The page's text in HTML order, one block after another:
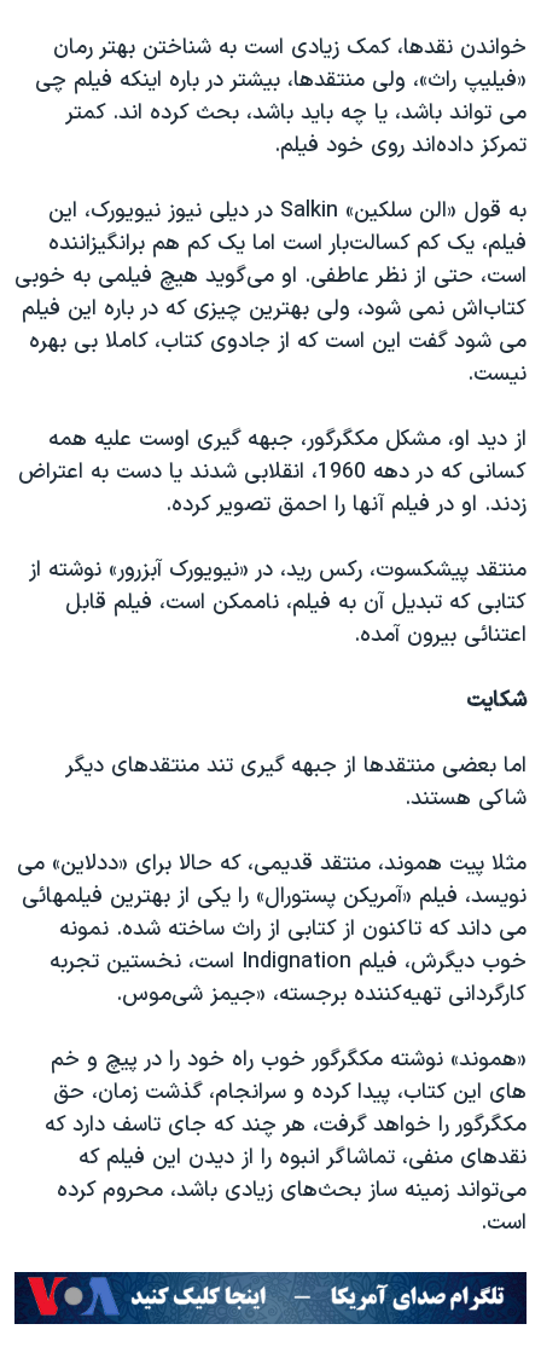
خواندن نقدها، کمک زیادی است به شناختن بهتر رمان
«فیلیپ راث»، ولی منتقدها، بیشتر در باره اینکه فیلم چی
می تواند باشد، یا چه باید باشد، بحث کرده اند. کمتر
تمرکز داده‌اند روی خود فیلم.
به قول «الن سلکین» Salkin در دیلی نیوز نیویورک، این
فیلم، یک کم کسالت‌بار است اما یک کم هم برانگیزاننده
است، حتی از نظر عاطفی. او می‌گوید هیچ فیلمی به خوبی
کتاب‌اش نمی شود، ولی بهترین چیزی که در باره این فیلم
می شود گفت این است که از جادوی کتاب، کاملا بی بهره
نیست.
از دید او، مشکل مکگرگور، جبهه گیری اوست علیه همه
کسانی که در دهه 1960، انقلابی شدند یا دست به اعتراض
زدند. او در فیلم آنها را احمق تصویر کرده.
منتقد پیشکسوت، رکس رید، در «نیویورک آبزرور» نوشته از
کتابی که تبدیل آن به فیلم، ناممکن است، فیلم قابل
اعتنائی بیرون آمده.
شکایت
اما بعضی منتقدها از جبهه گیری تند منتقدهای دیگر
شاکی هستند.
مثلا پیت هموند، منتقد قدیمی، که حالا برای «ددلاین» می
نویسد، فیلم «آمریکن پستورال» را یکی از بهترین فیلمهائی
می داند که تاکنون از کتابی از راث ساخته شده. نمونه
خوب دیگرش، فیلم Indignation است، نخستین تجربه
کارگردانی تهیه‌کننده برجسته، «جیمز شی‌موس.
«هموند» نوشته مکگرگور خوب راه خود را در پیچ و خم
های این کتاب، پیدا کرده و سرانجام، گذشت زمان، حق
مکگرگور را خواهد گرفت، هر چند که جای تاسف دارد که
نقدهای منفی، تماشاگر انبوه را از دیدن این فیلم که
می‌تواند زمینه ساز بحث‌های زیادی باشد، محروم کرده
است.